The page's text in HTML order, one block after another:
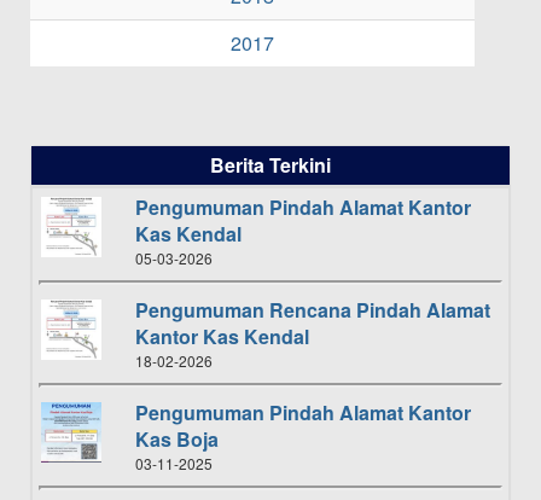
2017
Berita Terkini
Pengumuman Pindah Alamat Kantor
Kas Kendal
05-03-2026
Pengumuman Rencana Pindah Alamat
Kantor Kas Kendal
18-02-2026
Pengumuman Pindah Alamat Kantor
Kas Boja
03-11-2025